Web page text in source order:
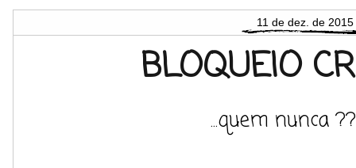
11 de dez. de 2015
BLOQUEIO
...quem nunca